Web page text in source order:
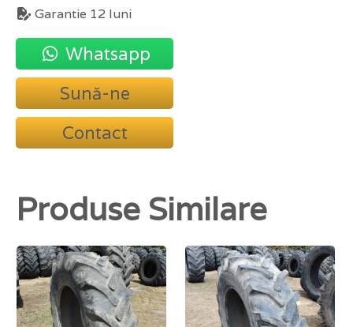
Garantie 12 luni
Whatsapp
Sună-ne
Contact
Produse Similare